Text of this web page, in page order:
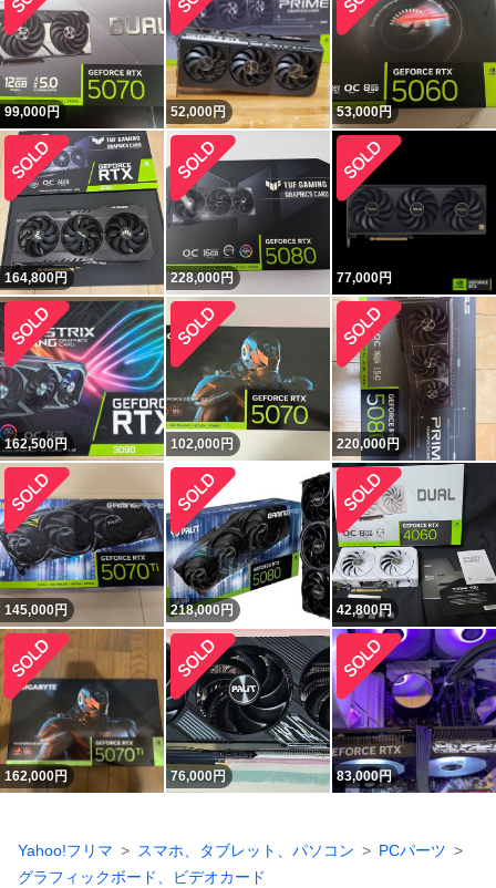
99,000円 52,000円 53,000円
164,800円 228,000円 77,000円
162,500円 102,000円 220,000円
145,000円 218,000 円 42,800円
162,000円 76,000円 83,000円
Yahoo!フリマ スマホ、タブレット、パソコン
PCパーツ
グラフィックボード、ビデオカード